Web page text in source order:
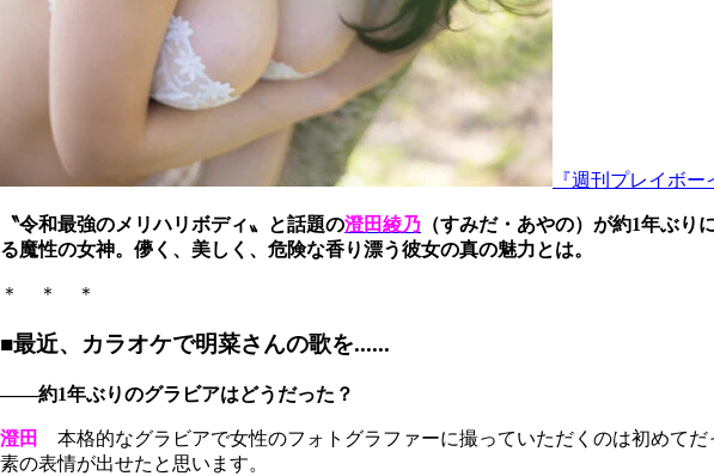
『週刊プレイボ
〝令和最強のメリハリボディ〟と話題の澄田綾乃 （すみだ・あやの）が約1年ぶ
る魔性の女神。儚く、美しく、危険な香り漂う彼女の真の魅力とは。
＊ ＊ ＊
■最近、カラオケで明菜さんの歌を......
――約1年ぶりのグラビアはどうだった？
澄田
本格的なグラビアで女性のフォトグラファーに撮っていただくのは初めて
素の表情が出せたと思います。